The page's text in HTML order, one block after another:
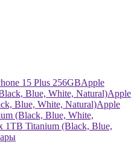
15 Plus 256GBApple
Blue, White, Natural)Apple
Blue, White, Natural)Apple
(Black, Blue, White,
1TB Titanium (Black, Blue,